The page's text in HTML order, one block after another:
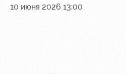
10 июня 2026 13:00